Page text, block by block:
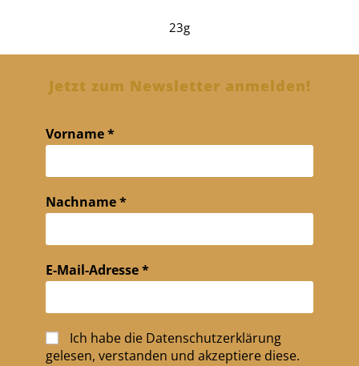
23g
Jetzt zum Newsletter anmelden!
Vorname*
Nachname*
E-Mail-Adresse*
Ich habe die Datenschutzerklärung
gelesen, verstanden und akzeptiere diese.